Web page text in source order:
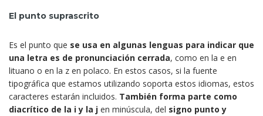
El punto suprascrito
Es el punto que se usa en algunas lenguas para indicar que
una letra es de pronunciación cerrada, como en la e en
lituano o en la z en polaco. En estos casos, si la fuente
tipográfica que estamos utilizando soporta estos idiomas, estos
caracteres estarán incluidos. También forma parte como
diacrítico de la i y la j en minúscula, del signo punto y